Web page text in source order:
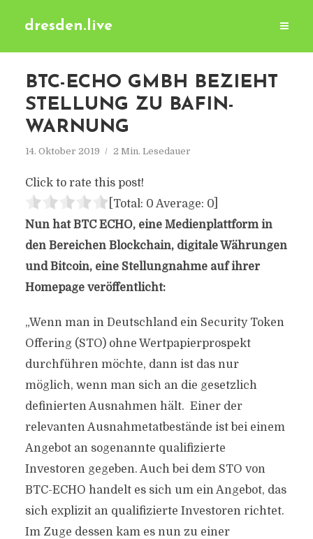
dresden.live
BTC-ECHO GMBH BEZIEHT
STELLUNG ZU BAFIN-
WARNUNG
14. Oktober 2019 2 Min. Lesedauer
Click to rate this post!
[Total: 0 Average: 0]
Nun hat BTC ECHO, eine Medienplattform in
den Bereichen Blockchain, digitale Währungen
und Bitcoin, eine Stellungnahme auf ihrer
Homepage veröffentlicht:
„Wenn man in Deutschland ein Security Token
Offering (STO) ohne Wertpapierprospekt
durchführen möchte, dann ist das nur
möglich, wenn man sich an die gesetzlich
definierten Ausnahmen hält. Einer der
relevanten Ausnahmetatbestände ist bei einem
Angebot an sogenannte qualifizierte
Investoren gegeben. Auch bei dem STO von
BTC-ECHO handelt es sich um ein Angebot, das
sich explizit an qualifizierte Investoren richtet.
Im Zuge dessen kam es nun zu einer